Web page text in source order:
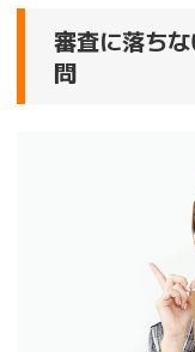
審査に落ち
問